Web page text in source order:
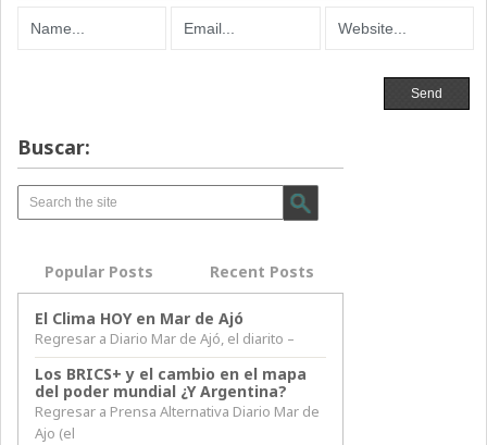
Buscar:
Popular Posts Recent Posts
El Clima HOY en Mar de Ajó
Regresar a Diario Mar de Ajó, el diarito –
Los BRICS+ y el cambio en el mapa
del poder mundial ¿Y Argentina?
Regresar a Prensa Alternativa Diario Mar de
Ajo (el